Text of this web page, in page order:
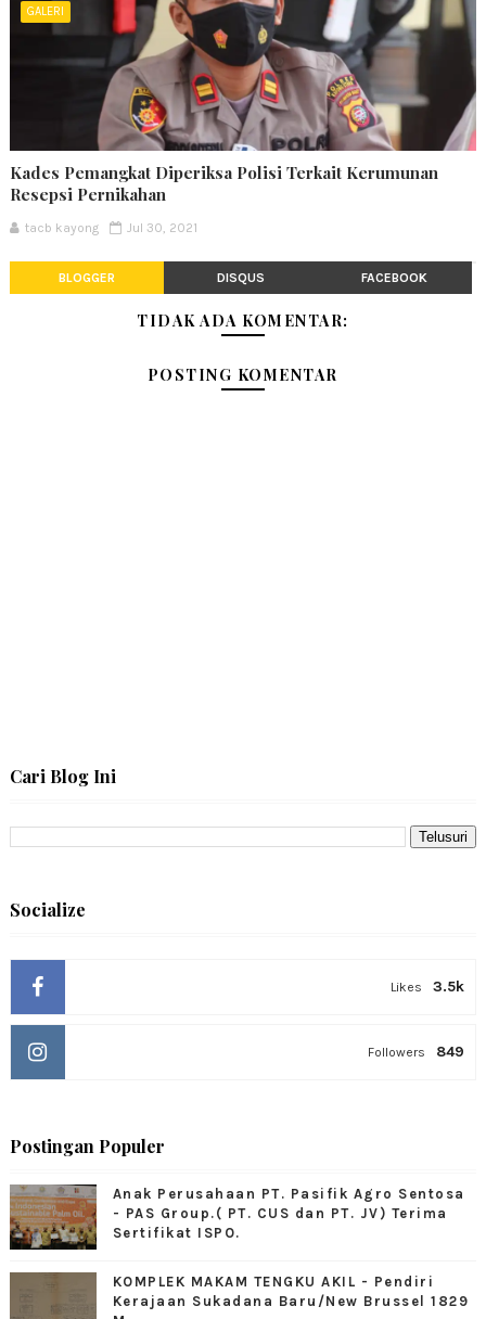
GALERI
Kades Pemangkat Diperiksa Polisi Terkait Kerumunan
Resepsi Pernikahan
tacb kayong Jul 30, 2021
BLOGGER DISQUS FACEBOOK
TIDAK ADA KOMENTAR:
POSTING KOMENTAR
Cari Blog Ini
Socialize
3.5k
Likes
849
Followers
Postingan Populer
Anak Perusahaan PT. Pasifik Agro Sentosa
- PAS Group.( PT. CUS dan PT. JV) Terima
Sertifikat ISPO.
KOMPLEK MAKAM TENGKU AKIL - Pendiri
Kerajaan Sukadana Baru/New Brussel 1829